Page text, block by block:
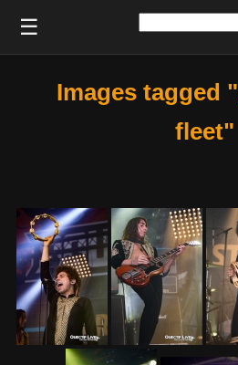
☰
Images tagged
fleet"